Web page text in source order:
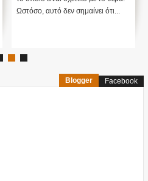
Ωστόσο, αυτό δεν σημαίνει ότι...
Blogger Facebook